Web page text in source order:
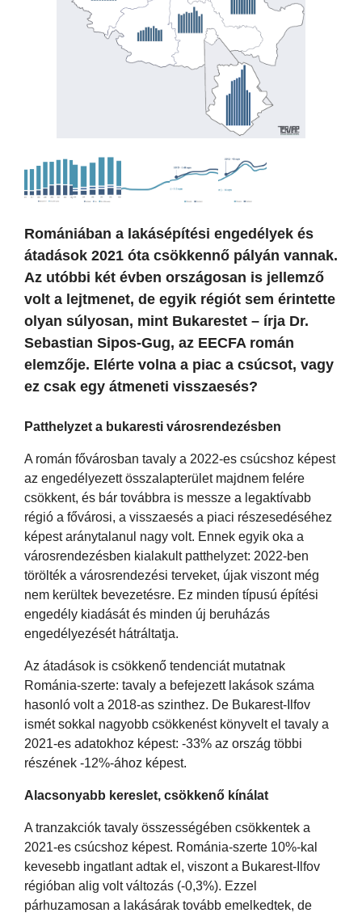
Romániában a lakásépítési engedélyek és
átadások 2021 óta csökkennő pályán vannak.
Az utóbbi két évben országosan is jellemző
volt a lejtmenet, de egyik régiót sem érintette
olyan súlyosan, mint Bukarestet – írja Dr.
Sebastian Sipos-Gug, az EECFA román
elemzője. Elérte volna a piac a csúcsot, vagy
ez csak egy átmeneti visszaesés?
Patthelyzet a bukaresti városrendezésben
A román fővárosban tavaly a 2022-es csúcshoz képest
az engedélyezett összalapterület majdnem felére
csökkent, és bár továbbra is messze a legaktívabb
régió a fővárosi, a visszaesés a piaci részesedéséhez
képest aránytalanul nagy volt. Ennek egyik oka a
városrendezésben kialakult patthelyzet: 2022-ben
törölték a városrendezési terveket, újak viszont még
nem kerültek bevezetésre. Ez minden típusú építési
engedély kiadását és minden új beruházás
engedélyezését hátráltatja.
Az átadások is csökkenő tendenciát mutatnak
Románia-szerte: tavaly a befejezett lakások száma
hasonló volt a 2018-as szinthez. De Bukarest-Ilfov
ismét sokkal nagyobb csökkenést könyvelt el tavaly a
2021-es adatokhoz képest: -33% az ország többi
részének -12%-ához képest.
Alacsonyabb kereslet, csökkenő kínálat
A tranzakciók tavaly összességében csökkentek a
2021-es csúcshoz képest. Románia-szerte 10%-kal
kevesebb ingatlant adtak el, viszont a Bukarest-Ilfov
régióban alig volt változás (-0,3%). Ezzel
párhuzamosan a lakásárak tovább emelkedtek, de